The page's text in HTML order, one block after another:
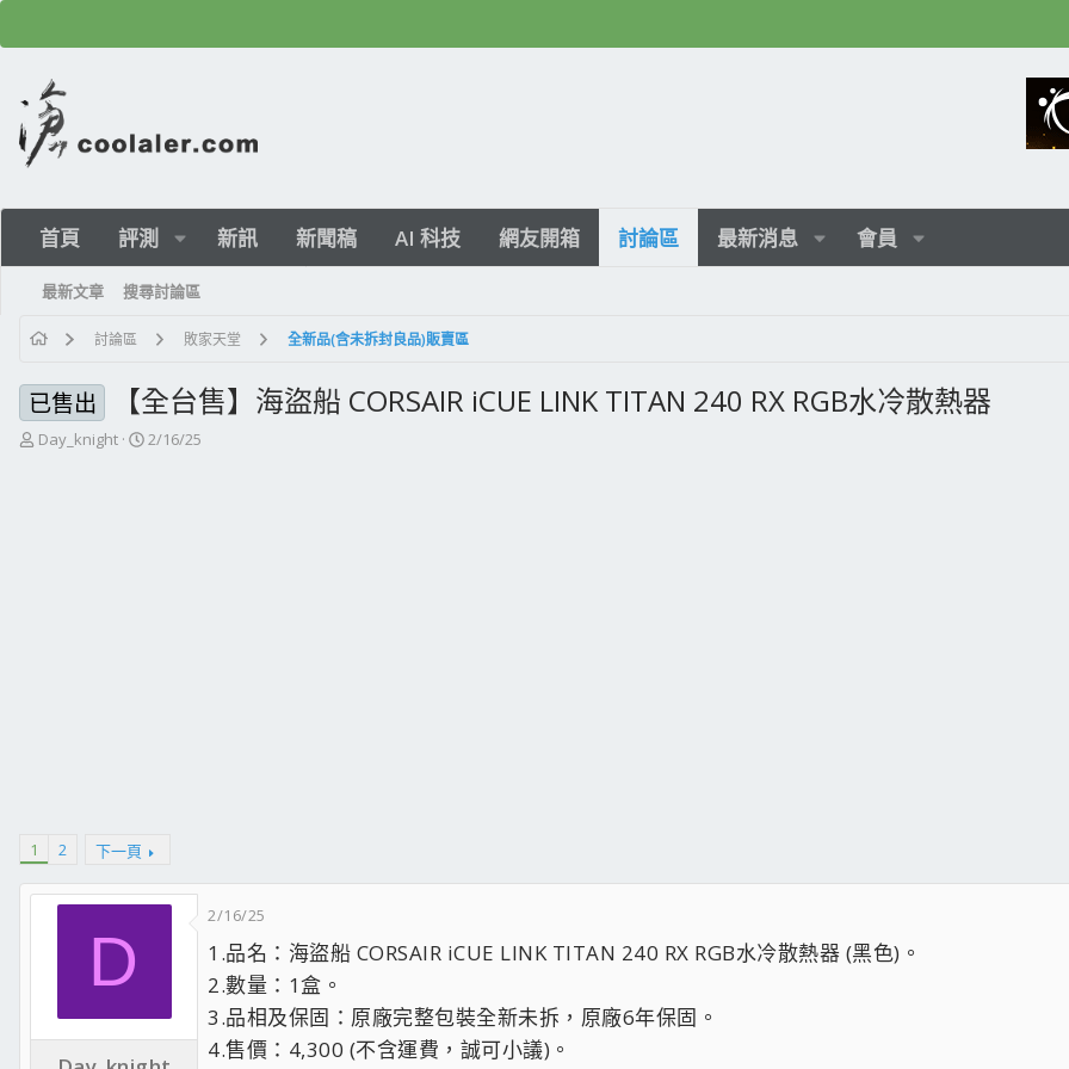
首頁 評測 新訊 新聞稿 AI 科技 網友開箱 討論區 最新消息 會員
最新文章 搜尋討論區
討論區 敗家天堂 全新品(含未拆封良品)販賣區
已售出 【全台售】海盜船 CORSAIR iCUE LINK TITAN 240 RX RGB水冷散熱器
主
Day_knight
開
2/16/25
1 2 下一頁
D
2/16/25
1.品名：海盜船 CORSAIR iCUE LINK TITAN 240 RX RGB水冷散熱器 (黑色)。
2.數量：1盒。
3.品相及保固：原廠完整包裝全新未拆，原廠6年保固。
4.售價：4,300 (不含運費，誠可小議)。